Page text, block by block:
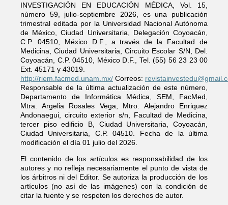
INVESTIGACIÓN EN EDUCACIÓN MÉDICA, Vol. 15,
número 59, julio-septiembre 2026, es una publicación
trimestral editada por la Universidad Nacional Autónoma
de México, Ciudad Universitaria, Delegación Coyoacán,
C.P. 04510, México D.F., a través de la Facultad de
Medicina, Ciudad Universitaria, Circuito Escolar S/N, Del.
Coyoacán, C.P. 04510, México D.F., Tel. (55) 56 23 23 00
Ext. 45171 y 43019.
http://riem.facmed.unam.mx/ Correos:
Responsable de la última actualización de este número,
Departamento de Informática Médica, SEM, FacMed,
Mtra. Argelia Rosales Vega, Mtro. Alejandro Enriquez
Andonaegui, circuito exterior s/n, Facultad de Medicina,
tercer piso edificio B, Ciudad Universitaria, Coyoacán,
Ciudad Universitaria, C.P. 04510. Fecha de la última
modificación el día 01 julio del 2026.
El contenido de los artículos es responsabilidad de los
autores y no refleja necesariamente el punto de vista de
los árbitros ni del Editor. Se autoriza la producción de los
artículos (no así de las imágenes) con la condición de
citar la fuente y se respeten los derechos de autor.